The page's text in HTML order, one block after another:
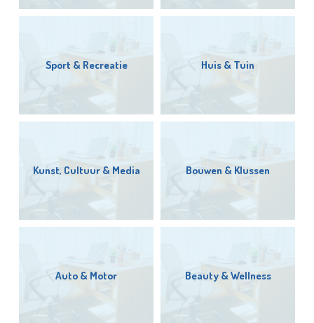
Sport & Recreatie Huis & Tuin
Kunst, Cultuur & Media Bouwen & Klussen
Auto & Motor Beauty & Wellness